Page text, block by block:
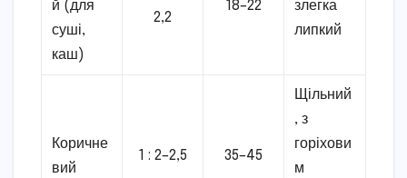
й (для
суші,
каш)
2,2
18–22
злегка
липкий
Коричне
вий
1 : 2–2,5 35–45
Щільний
, з
горіхови
м